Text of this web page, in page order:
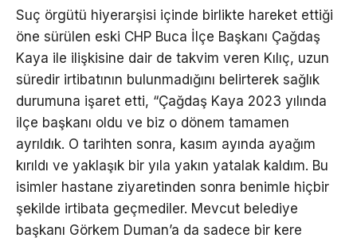
Suç örgütü hiyerarşisi içinde birlikte hareket ettiği
öne sürülen eski CHP Buca İlçe Başkanı Çağdaş
Kaya ile ilişkisine dair de takvim veren Kılıç, uzun
süredir irtibatının bulunmadığını belirterek sağlık
durumuna işaret etti, “Çağdaş Kaya 2023 yılında
ilçe başkanı oldu ve biz o dönem tamamen
ayrıldık. O tarihten sonra, kasım ayında ayağım
kırıldı ve yaklaşık bir yıla yakın yatalak kaldım. Bu
isimler hastane ziyaretinden sonra benimle hiçbir
şekilde irtibata geçmediler. Mevcut belediye
başkanı Görkem Duman’a da sadece bir kere